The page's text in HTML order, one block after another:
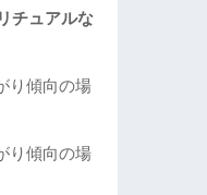
チュアルな
り傾向の場
り傾向の場